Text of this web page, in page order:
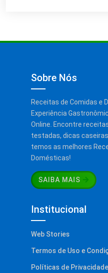
Sobre Nós
Receitas de Comidas e
Experiência
Online. Encontre
testadas, dicas
temos as melhores
Domésticas!
SAIBA MAIS
Institucional
Web Stories
Termos de Uso e
Políticas de